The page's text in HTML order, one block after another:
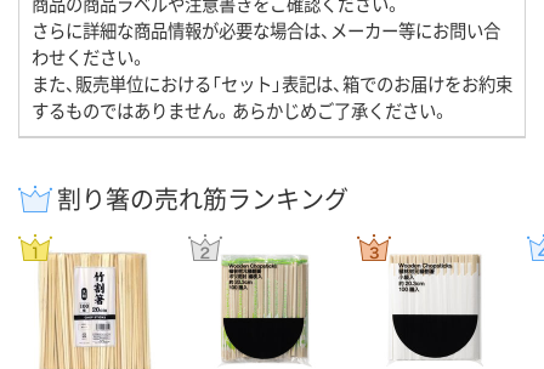
さらに詳細な商品情報が必要な場合は、メーカー等にお問い合
わせください。
また、販売単位における「セット」表記は、箱でのお届けをお約束
するものではありません。あらかじめご了承ください。
割り箸の売れ筋ランキング